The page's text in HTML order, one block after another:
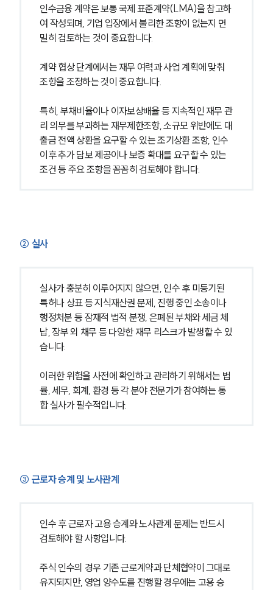
인수금융 계약은 보통 국제 표준계약(LMA)을 참고하
여 작성되며, 기업 입장에서 불리한 조항이 없는지 면
밀히 검토하는 것이 중요합니다.
계약 협상 단계에서는 재무 여력과 사업 계획에 맞춰
조항을 조정하는 것이 중요합니다.
특히, 부채비율이나 이자보상배율 등 지속적인 재무 관
리 의무를 부과하는 재무제한조항, 소규모 위반에도 대
출금 전액 상환을 요구할 수 있는 조기상환 조항, 인수
이후 추가 담보 제공이나 보증 확대를 요구할 수 있는
조건 등 주요 조항을 꼼꼼히 검토해야 합니다.
② 실사
실사가 충분히 이루어지지 않으면, 인수 후 미등기된
특허나 상표 등 지식재산권 문제, 진행 중인 소송이나
행정처분 등 잠재적 법적 분쟁, 은폐된 부채와 세금 체
납, 장부 외 채무 등 다양한 재무 리스크가 발생할 수 있
습니다.
이러한 위험을 사전에 확인하고 관리하기 위해서는 법
률, 세무, 회계, 환경 등 각 분야 전문가가 참여하는 통
합 실사가 필수적입니다.
③ 근로자 승계 및 노사관계
인수 후 근로자 고용 승계와 노사관계 문제는 반드시
검토해야 할 사항입니다.
주식 인수의 경우 기존 근로계약과 단체협약이 그대로
유지되지만, 영업 양수도를 진행할 경우에는 고용 승